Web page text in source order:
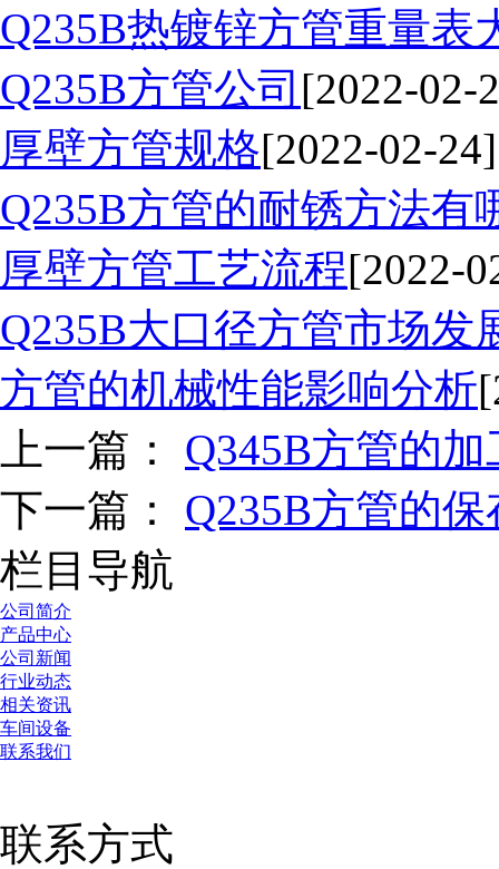
Q235B热镀锌方管重量表
Q235B方管公司 [2022-02-
厚壁方管规格[2022-02-24]
Q235B方管的耐锈方法有
厚壁方管工艺流程[2022-
Q235B大口径方管市场
方管的机械性能影响分析
上一篇： Q345B方管的
下一篇： Q235B方管的
栏目导航
公司简介
产品中心
公司新闻
行业动态
相关资讯
车间设备
联系我们
联系方式